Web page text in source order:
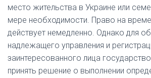
место жительства в Украине или
мере необходимости. Право на
действует немедленно. Однако для
надлежащего управления и
заинтересованного лица
принять решение о выполнении